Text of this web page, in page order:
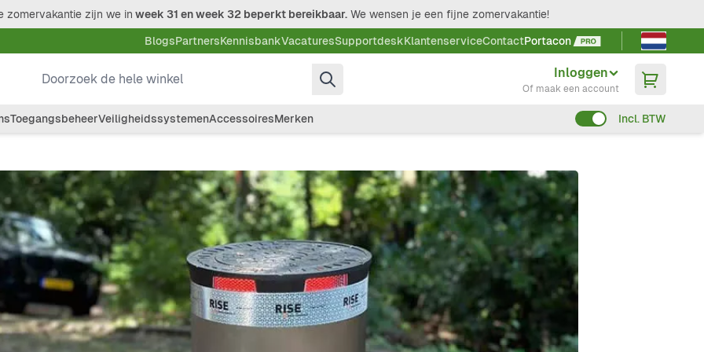
zomervakantie zijn we in week 31 en week 32 beperkt bereikbaar. We wensen je een fijne zomervakantie!
BlogsPartnersKennisbankVacaturesSupportdeskKlantenserviceContactPortacon
Taal kiezen
Doorzoek de hele winkel
Inloggen
Of maak een account
ToegangsbeheerVeiligheidssystemenAccessoiresMerken Incl. BTW